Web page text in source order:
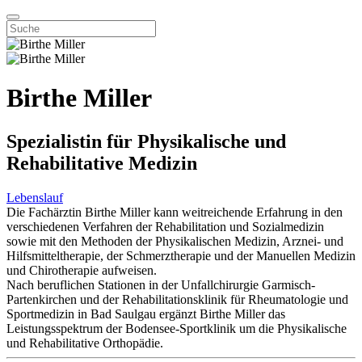
Birthe Miller
Spezialistin für Physikalische und
Rehabilitative Medizin
Lebenslauf
Die Fachärztin Birthe Miller kann weitreichende Erfahrung in den
verschiedenen Verfahren der Rehabilitation und Sozialmedizin
sowie mit den Methoden der Physikalischen Medizin, Arznei- und
Hilfsmitteltherapie, der Schmerztherapie und der Manuellen Medizin
und Chirotherapie aufweisen.
Nach beruflichen Stationen in der Unfallchirurgie Garmisch-
Partenkirchen und der Rehabilitationsklinik für Rheumatologie und
Sportmedizin in Bad Saulgau ergänzt Birthe Miller das
Leistungsspektrum der Bodensee-Sportklinik um die Physikalische
und Rehabilitative Orthopädie.